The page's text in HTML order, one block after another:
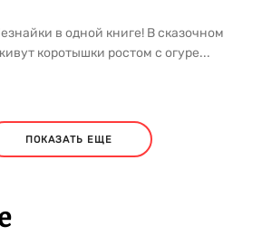
в одной книге! В сказочном
коротышки ростом с огуре...
ПОКАЗАТЬ ЕЩЕ